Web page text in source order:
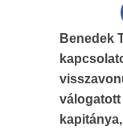
Benedek